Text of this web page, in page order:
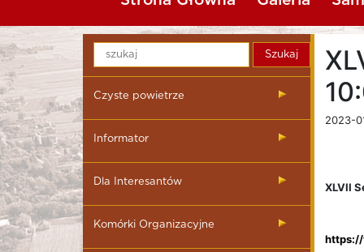
Czyste powietrze
Informator
Dla Interesantów
Komórki Organizacyjne
2023-
XLVII